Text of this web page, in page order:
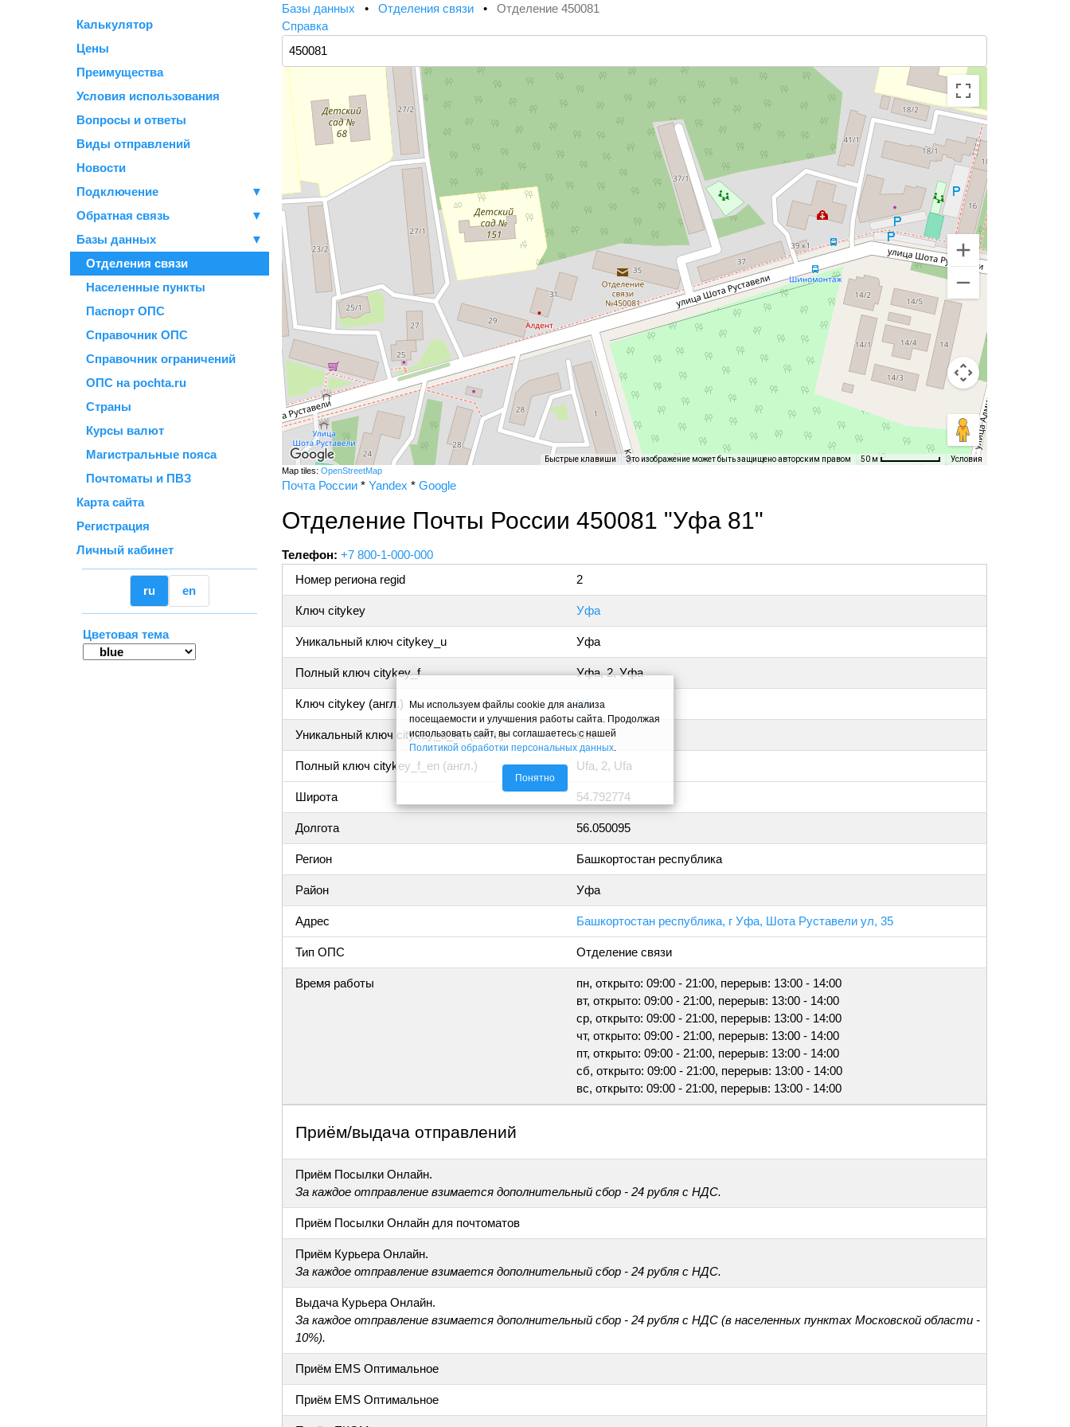
Калькулятор
Цены
Преимущества
Условия использования
Вопросы и ответы
Виды отправлений
Новости
Подключение
▼
Обратная связь
▼
Базы данных
▼
Отделения связи
Населенные пункты
Паспорт ОПС
Справочник ОПС
Справочник ограничений
ОПС на pochta.ru
Страны
Курсы валют
Магистральные пояса
Почтоматы и ПВЗ
Карта сайта
Регистрация
Личный кабинет
ru en
Цветовая тема
Базы данных • Отделения связи • Отделение 450081
Справка
Быстрые клавиши Это изображение может быть защищено авторским правом 50 м Условия
Map tiles: OpenStreetMap
Почта России * Yandex * Google
Отделение Почты России 450081 "Уфа 81"
Телефон: +7 800-1-000-000
Номер региона regid
2
Ключ citykey Уфа
Уникальный ключ citykey_u Уфа
Полный ключ citykey_f Уфа, 2, Уфа
Ключ citykey (англ.) Ufa
Уникальный ключ citykey_u_en (англ.) Ufa
Полный ключ citykey_f_en (англ.) Ufa, 2, Ufa
Широта 54.792774
Долгота 56.050095
Регион Башкортостан республика
Район Уфа
Адрес Башкортостан республика, г Уфа, Шота Руставели ул, 35
Тип ОПС Отделение связи
Время работы
пн, открыто: 09:00 - 21:00, перерыв: 13:00 - 14:00
вт, открыто: 09:00 - 21:00, перерыв: 13:00 - 14:00
ср, открыто: 09:00 - 21:00, перерыв: 13:00 - 14:00
чт, открыто: 09:00 - 21:00, перерыв: 13:00 - 14:00
пт, открыто: 09:00 - 21:00, перерыв: 13:00 - 14:00
сб, открыто: 09:00 - 21:00, перерыв: 13:00 - 14:00
вс, открыто: 09:00 - 21:00, перерыв: 13:00 - 14:00
Приём/выдача отправлений
Приём Посылки Онлайн.
За каждое отправление взимается дополнительный сбор - 24 рубля с НДС.
Приём Посылки Онлайн для почтоматов
Приём Курьера Онлайн.
За каждое отправление взимается дополнительный сбор - 24 рубля с НДС.
Выдача Курьера Онлайн.
За каждое отправление взимается дополнительный сбор - 24 рубля с НДС (в населенных пунктах Московской области -
10%).
Приём EMS Оптимальное
Приём EMS Оптимальное
Мы используем файлы cookie для анализа
посещаемости и улучшения работы сайта. Продолжая
использовать сайт, вы соглашаетесь с нашей
Политикой обработки персональных данных
Понятно